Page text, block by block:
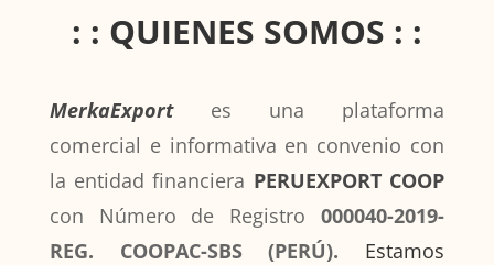
: : QUIENES SOMOS : :
MerkaExportes una plataforma
comercial e informativa en convenio con
la entidad financiera PERUEXPORT COOP
con Número de Registro000040-2019-
REG. COOPAC-SBS (PERÚ). Estamos